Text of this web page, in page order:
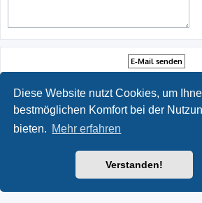
Diese Website nutzt Cookies, um
bestmöglichen Komfort bei der
bieten. Mehr erfahren
Verstanden!
Powered byphpBB
Datenschutz|